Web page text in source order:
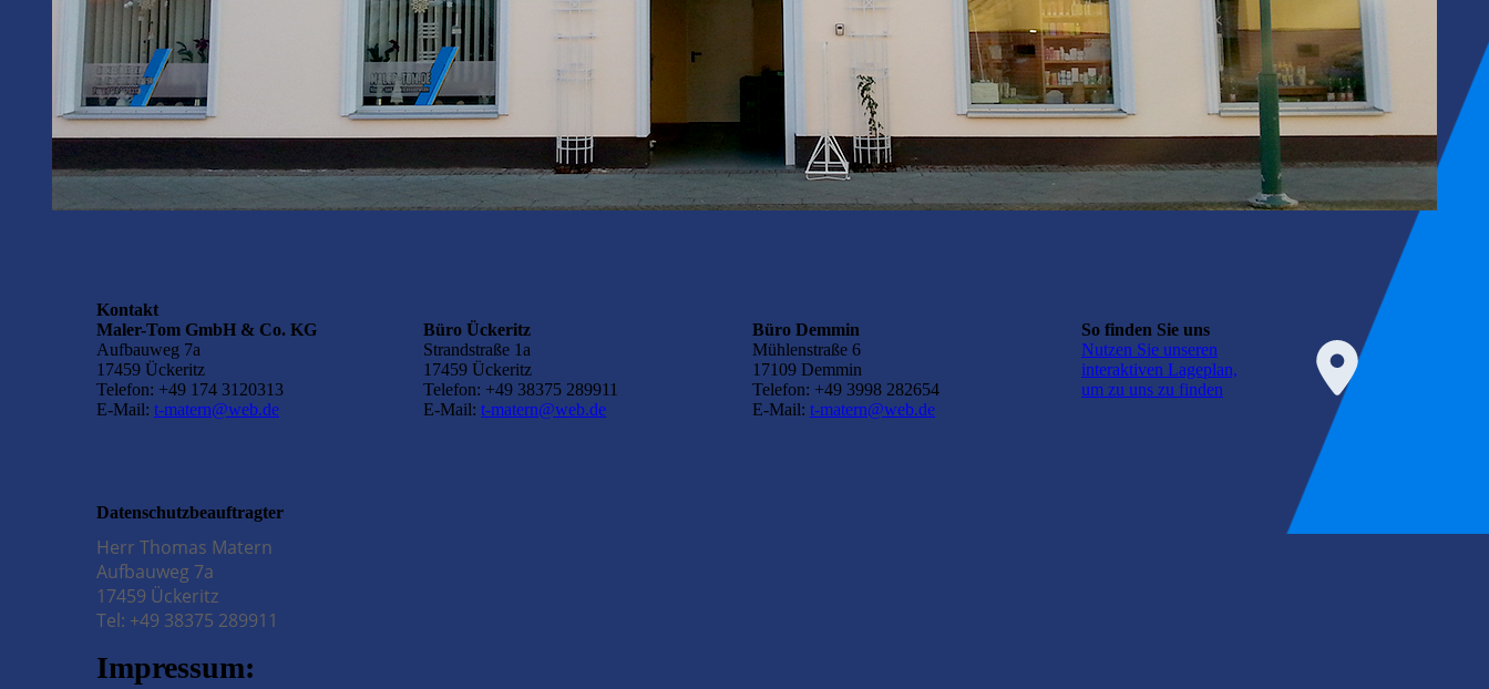
Kontakt
Maler-Tom GmbH & Co. KG
Aufbauweg 7a
17459 Ückeritz
Telefon: +49 174 3120313
E-Mail: t-matern@web.de
Büro Ückeritz
Strandstraße 1a
17459 Ückeritz
Telefon: +49 38375 289911
E-Mail: t-matern@web.de
Büro Demmin
Mühlenstraße 6
17109 Demmin
Telefon: +49 3998 282654
E-Mail: t-matern@web.de
So finden Sie uns
Nutzen Sie unseren
interaktiven La­ge­plan,
um zu uns zu finden
Datenschutzbeauftragter
Herr Thomas Matern
Aufbauweg 7a
17459 Ückeritz
Tel: +49 38375 289911
Impressum: